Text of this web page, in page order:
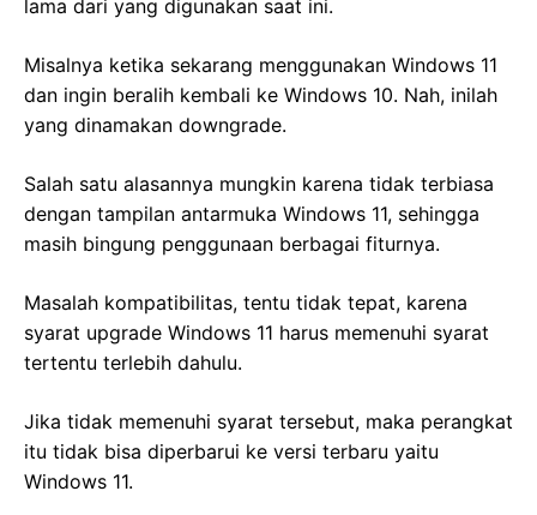
lama dari yang digunakan saat ini.
Misalnya ketika sekarang menggunakan Windows 11
dan ingin beralih kembali ke Windows 10. Nah, inilah
yang dinamakan downgrade.
Salah satu alasannya mungkin karena tidak terbiasa
dengan tampilan antarmuka Windows 11, sehingga
masih bingung penggunaan berbagai fiturnya.
Masalah kompatibilitas, tentu tidak tepat, karena
syarat upgrade Windows 11 harus memenuhi syarat
tertentu terlebih dahulu.
Jika tidak memenuhi syarat tersebut, maka perangkat
itu tidak bisa diperbarui ke versi terbaru yaitu
Windows 11.